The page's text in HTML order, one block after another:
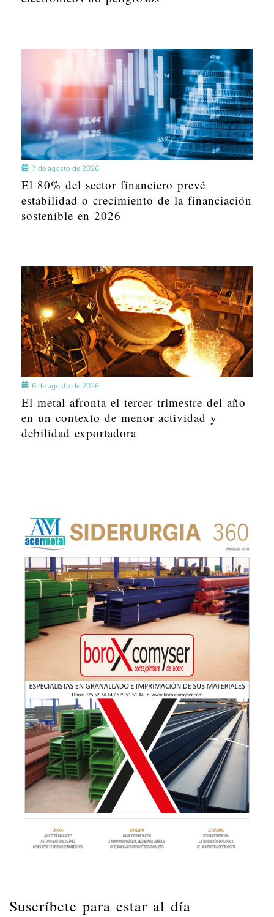
7 de agosto de 2026
El 80% del sector financiero prevé
estabilidad o crecimiento de la financiación
sostenible en 2026
6 de agosto de 2026
El metal afronta el tercer trimestre del año
en un contexto de menor actividad y
debilidad exportadora
Suscríbete para estar al día